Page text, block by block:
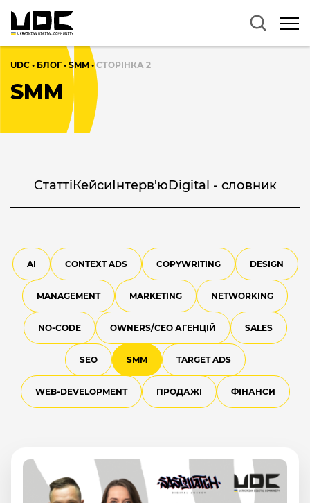
UDC • БЛОГ • SMM •СТОРІНКА 2
SMM
CтаттіКейсиІнтерв'юDigital - словник
AI CONTEXT ADS COPYWRITING DESIGN
MANAGEMENT MARKETING NETWORKING
NO-CODE OWNERS/СEO АГЕНЦІЙ SALES
SEO SMM TARGET ADS
WEB-DEVELOPMENT ПРОДАЖІ ФІНАНСИ